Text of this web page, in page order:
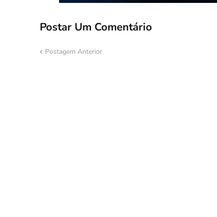
Postar Um Comentário
Postagem Anterior